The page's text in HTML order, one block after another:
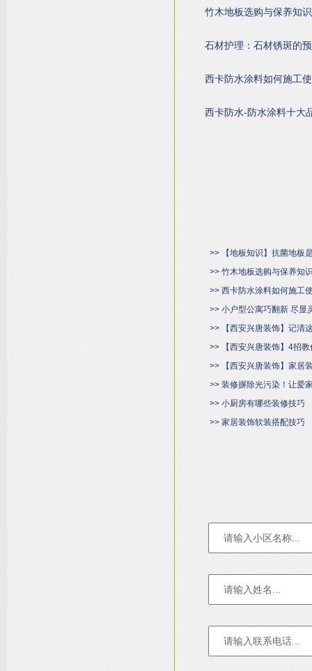
竹木地板选购与保养知识
石材护理：石材锈斑的
西卡防水涂料如何施工
西卡防水-防水涂料十大
>> 【地板知识】抗菌地板
>> 竹木地板选购与保养知
>> 西卡防水涂料如何施工
>> 小户型公寓巧翻新 尽显
>> 【西安兴唐装饰】记清
>> 【西安兴唐装饰】4招
>> 【西安兴唐装饰】家居
>> 装修摒除光污染！让爱
>> 小厨房有哪些装修技巧
>> 家居装饰软装搭配技巧